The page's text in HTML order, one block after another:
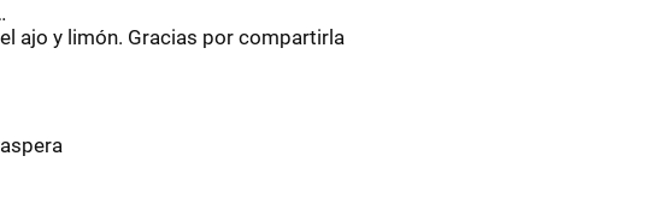
ajo y limón. Gracias por compartirla